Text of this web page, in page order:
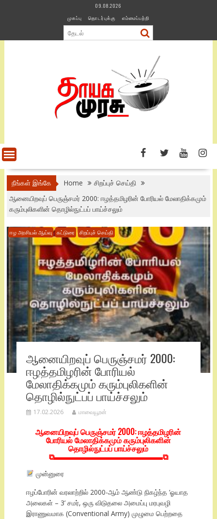
09.08.2026
முகப்பு
தொடர்புக்கு எம்மைப்பற்றி
நீங்கள் இங்கே Home
சிறப்புச் செய்தி
ஆனையிறவுப் பெருஞ்சமர் 2000: ஈழத்தமிழரின் போரியல் மேலாதிக்கமும்
கரும்புலிகளின் தொழில்நுட்பப் பாய்ச்சலும்
ஈழ அரசியல் ஆய்வு கட்டுரை சிறப்புச் செய்தி
ஆனையிறவுப் பெருஞ்சமர் 2000:
ஈழத்தமிழரின் போரியல்
மேலாதிக்கமும் கரும்புலிகளின்
தொழில்நுட்பப் பாய்ச்சலும்
17.02.2026 மாவையூரன்
ஆனையிறவுப் பெருஞ்சமர் 2000: ஈழத்தமிழரின்
போரியல் மேலாதிக்கமும் கரும்புலிகளின்
தொழில்நுட்பப் பாய்ச்சலும்
⧉▬▬▬▬▬▬▬▬▬▬▬▬▬▬⧉
முன்னுரை
ஈழப்போரின் வரலாற்றில் 2000-ஆம் ஆண்டு நிகழ்ந்த ‘ஓயாத
அலைகள் – 3’ சமர், ஒரு விடுதலை அமைப்பு மரபுவழி
இராணுவமாக (Conventional Army) முழுமை பெற்றதை